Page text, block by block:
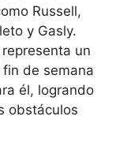
Russell,
y Gasly.
un
de semana
él, logrando
obstáculos